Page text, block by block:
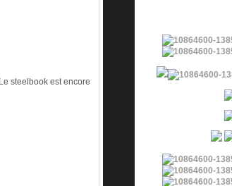
steelbook est encore